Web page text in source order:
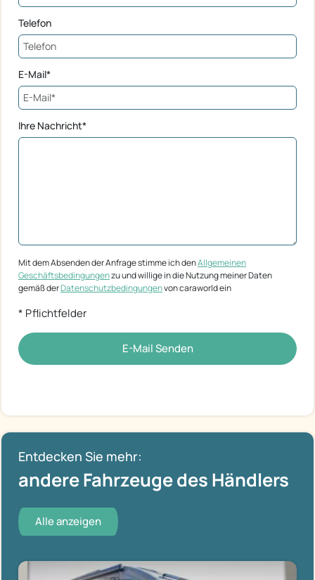
Telefon
E-Mail*
Ihre Nachricht*
Mit dem Absenden der Anfrage stimme ich denAllgemeinen
Geschäftsbedingungenzu und willige in die Nutzung meiner Daten
gemäß derDatenschutzbedingungenvon caraworld ein
* Pflichtfelder
E-Mail Senden
Entdecken Sie mehr:
andere Fahrzeuge des Händlers
Alle anzeigen